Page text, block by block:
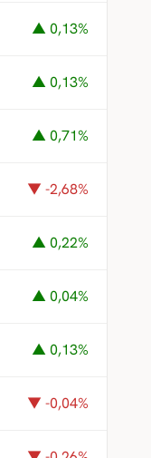
▲ 0,13%
▲ 0,13%
▲ 0,71%
▼ -2,68%
▲ 0,22%
▲ 0,04%
▲ 0,13%
▼ -0,04%